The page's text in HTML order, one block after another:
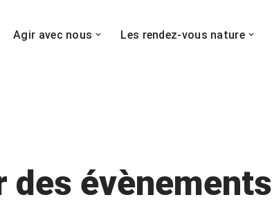
Agir avec nous Les rendez-vous nature
des évènements